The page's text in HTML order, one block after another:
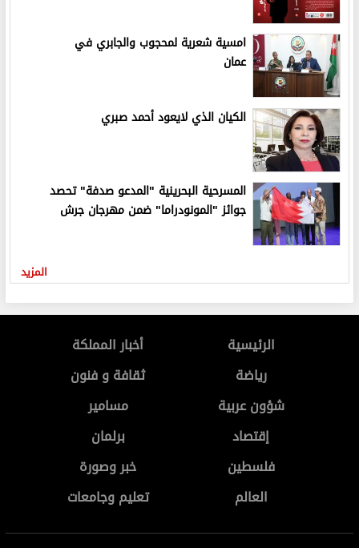
امسية شعرية لمحجوب والجابري في
عمان
الكيان الذي لايعود أحمد صبري
المسرحية البحرينية "المدعو صدفة" تحصد
جوائز "المونودراما" ضمن مهرجان جرش
المزيد
الرئيسية
أخبار المملكة
رياضة
ثقافة و فنون
شؤون عربية
مسامير
إقتصاد
برلمان
فلسطين
خبر وصورة
العالم
تعليم وجامعات